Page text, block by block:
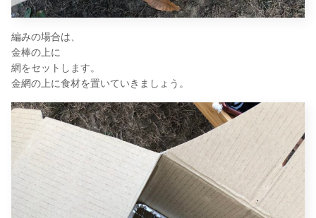
編みの場合は、
金棒の上に
網をセットします。
金網の上に食材を置いていきましょう。